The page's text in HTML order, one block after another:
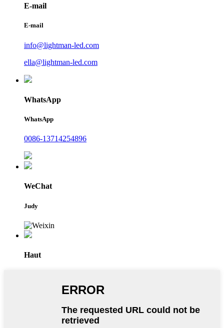
E-mail
E-mail
info@lightman-led.com
ella@lightman-led.com
WhatsApp
WhatsApp
0086-13714254896
WeChat
Judy
Haut